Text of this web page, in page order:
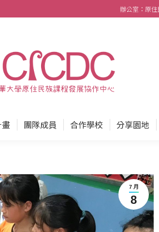
辦公室：原
團隊成員 合作學校 分享園地
7 月
8
活動訊息 專案計畫 團隊成員